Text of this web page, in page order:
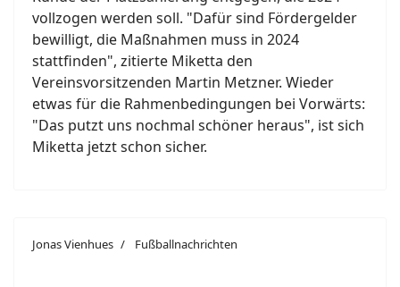
vollzogen werden soll. "Dafür sind Fördergelder
bewilligt, die Maßnahmen muss in 2024
stattfinden", zitierte Miketta den
Vereinsvorsitzenden Martin Metzner. Wieder
etwas für die Rahmenbedingungen bei Vorwärts:
"Das putzt uns nochmal schöner heraus", ist sich
Miketta jetzt schon sicher.
Jonas Vienhues Fußballnachrichten